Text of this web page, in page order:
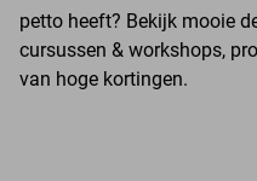
petto heeft? Bekijk mooie
cursussen & workshops,
van hoge kortingen.